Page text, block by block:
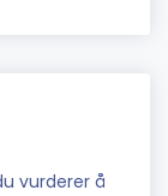
vurderer å